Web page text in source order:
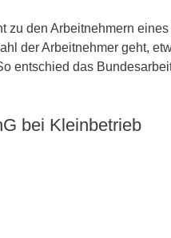
zu den Arbeitnehmern
der Arbeitnehmer geht,
entschied das
bei Kleinbetrieb